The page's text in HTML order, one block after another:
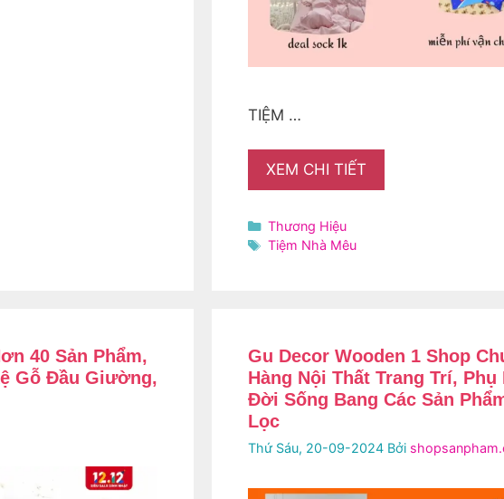
TIỆM …
XEM CHI TIẾT
Danh
mục
Thương Hiệu
Thẻ
Tiệm Nhà Mêu
40 Sản Phẩm,
Gỗ Đầu Giường,
Gu Decor Wooden 1 Shop
Hàng Nội Thất Trang Trí,
Đời Sống Bang Các Sản
Lọc
Thứ Sáu, 20-09-2024 Bởi